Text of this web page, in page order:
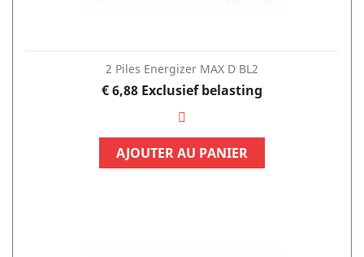
2 Piles Energizer MAX D BL2
Prijs
€ 6,88 Exclusief belasting
AJOUTER AU PANIER